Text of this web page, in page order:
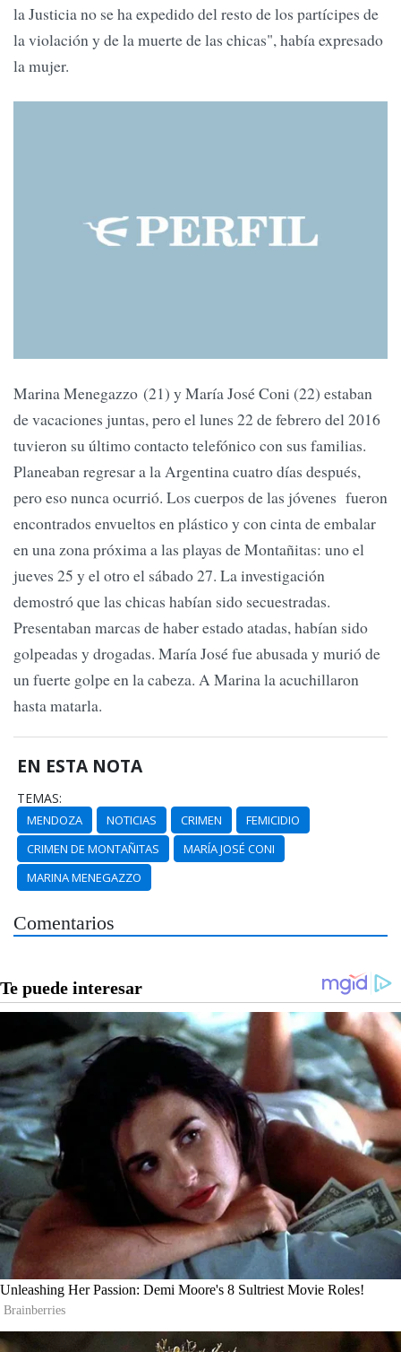
la Justicia no se ha expedido del resto de los partícipes de
la violación y de la muerte de las chicas", había expresado
la mujer.
Marina Menegazzo (21) y María José Coni (22) estaban
de vacaciones juntas, pero el lunes 22 de febrero del 2016
tuvieron su último contacto telefónico con sus familias.
Planeaban regresar a la Argentina cuatro días después,
pero eso nunca ocurrió. Los cuerpos de las jóvenes fueron
encontrados envueltos en plástico y con cinta de embalar
en una zona próxima a las playas de Montañitas: uno el
jueves 25 y el otro el sábado 27. La investigación
demostró que las chicas habían sido secuestradas.
Presentaban marcas de haber estado atadas, habían sido
golpeadas y drogadas. María José fue abusada y murió de
un fuerte golpe en la cabeza. A Marina la acuchillaron
hasta matarla.
EN ESTA NOTA
TEMAS:
MENDOZA NOTICIAS CRIMEN
FEMICIDIO
CRIMEN DE MONTAÑITAS
MARÍA JOSÉ CONI
MARINA MENEGAZZO
Comentarios